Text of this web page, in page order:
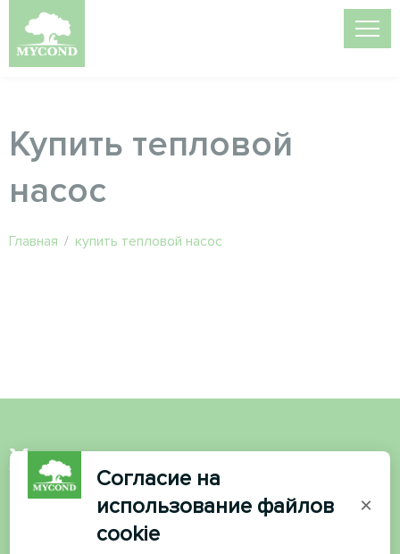
Купить тепловой
насос
Главная / купить тепловой насос
Хотите купить или у вас
есть вопросы?
Свяжитесь с нами, и мы поможем вам
Согласие на
использование файлов
cookie
×